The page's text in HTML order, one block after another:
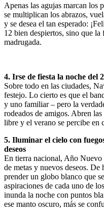
Apenas las agujas marcan los
se multiplican los abrazos,
y se desea el tan esperado:
12 bien despiertos, sino que la
madrugada.
4. Irse de fiesta la noche del
Sobre todo en las ciudades,
festejo. Lo cierto es que el
y uno familiar – pero la
rodeados de amigos. Abren
libre y el verano se percibe en
5. Iluminar el cielo con
deseos
En tierra nacional, Año Nuevo
de metas y nuevos deseos.
prender un globo blanco que
aspiraciones de cada uno de
inunda la noche con puntos
ese manto oscuro, más se